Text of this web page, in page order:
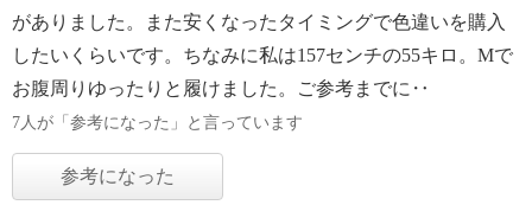
がありました。また安くなったタイミングで色違いを購入
したいくらいです。ちなみに私は157センチの55キロ。Mで
お腹周りゆったりと履けました。ご参考までに‥
7人が「参考になった」と言っています
参考になった